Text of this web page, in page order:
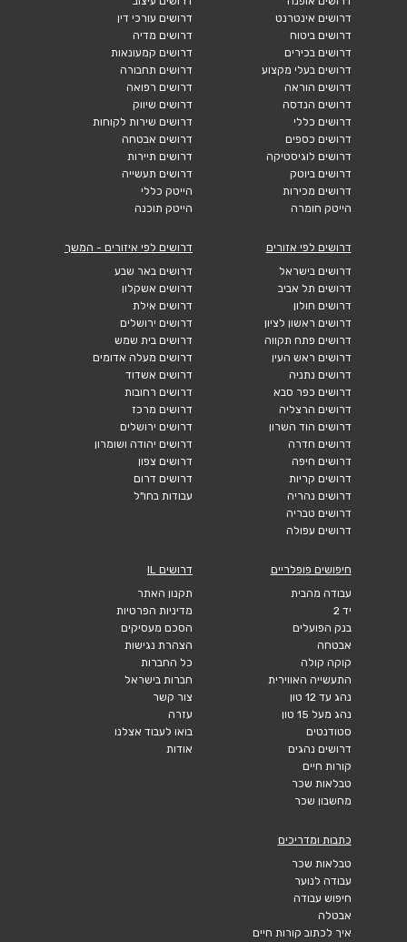
דרושים אינטרנט
דרושים ביטוח
דרושים בכירים
דרושים בעלי מקצוע
דרושים הוראה
דרושים הנדסה
דרושים כללי
דרושים כספים
דרושים לוגיסטיקה
דרושים ביוטק
דרושים מכירות
הייטק חומרה
דרושים עורכי דין
דרושים מדיה
דרושים קמעונאות
דרושים תחבורה
דרושים רפואה
דרושים שיווק
דרושים שירות לקוחות
דרושים אבטחה
דרושים תיירות
דרושים תעשייה
הייטק כללי
הייטק תוכנה
דרושים לפי אזורים
דרושים בישראל
דרושים תל אביב
דרושים חולון
דרושים ראשון לציון
דרושים פתח תקווה
דרושים ראש העין
דרושים נתניה
דרושים כפר סבא
דרושים הרצליה
דרושים הוד השרון
דרושים חדרה
דרושים חיפה
דרושים קריות
דרושים נהריה
דרושים טבריה
דרושים עפולה
דרושים לפי איזורים - המשך
דרושים באר שבע
דרושים אשקלון
דרושים אילת
דרושים ירושלים
דרושים בית שמש
דרושים מעלה אדומים
דרושים אשדוד
דרושים רחובות
דרושים מרכז
דרושים ירושלים
דרושים יהודה ושומרון
דרושים צפון
דרושים דרום
עבודות בחו"ל
חיפושים פופלריים
עבודה מהבית
יד 2
בנק הפועלים
אבטחה
קוקה קולה
התעשייה האווירית
נהג עד 12 טון
נהג מעל 15 טון
סטודנטים
דרושים נהגים
קורות חיים
טבלאות שכר
מחשבון שכר
דרושים IL
תקנון האתר
מדיניות הפרטיות
הסכם מעסיקים
הצהרת נגישות
כל החברות
חברות בישראל
צור קשר
עזרה
בואו לעבוד אצלנו
אודות
כתבות ומדריכים
טבלאות שכר
עבודה לנוער
חיפוש עבודה
אבטלה
איך לכתוב קורות חיים